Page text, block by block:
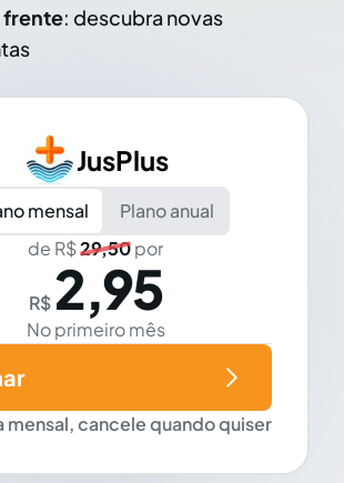
frente: descubra novas
JusPlus
mensal
Plano anual
de R$29,50por
R$ 2,95
No primeiro mês
mensal, cancele quando quiser